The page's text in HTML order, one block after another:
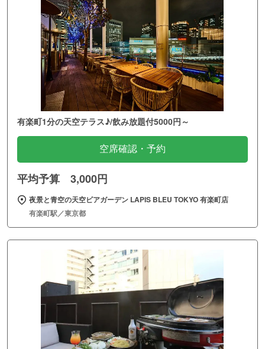
有楽町1分の天空テラス♪/飲み放題付5000円～
空席確認・予約
平均予算 3,000円
夜景と青空の天空ビアガーデン LAPIS BLEU TOKYO 有楽町店
有楽町駅／東京都